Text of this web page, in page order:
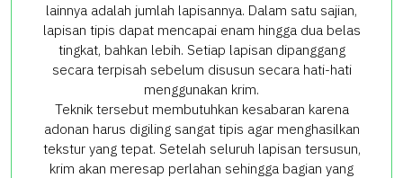
lainnya adalah jumlah lapisannya. Dalam satu sajian,
lapisan tipis dapat mencapai enam hingga dua belas
tingkat, bahkan lebih. Setiap lapisan dipanggang
secara terpisah sebelum disusun secara hati-hati
menggunakan krim.
Teknik tersebut membutuhkan kesabaran karena
adonan harus digiling sangat tipis agar menghasilkan
tekstur yang tepat. Setelah seluruh lapisan tersusun,
krim akan meresap perlahan sehingga bagian yang